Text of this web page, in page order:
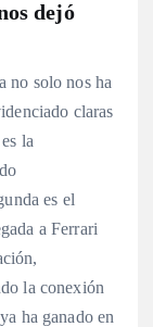
dejó
no solo nos ha
claras
la
es el
a Ferrari
la conexión
ha ganado en